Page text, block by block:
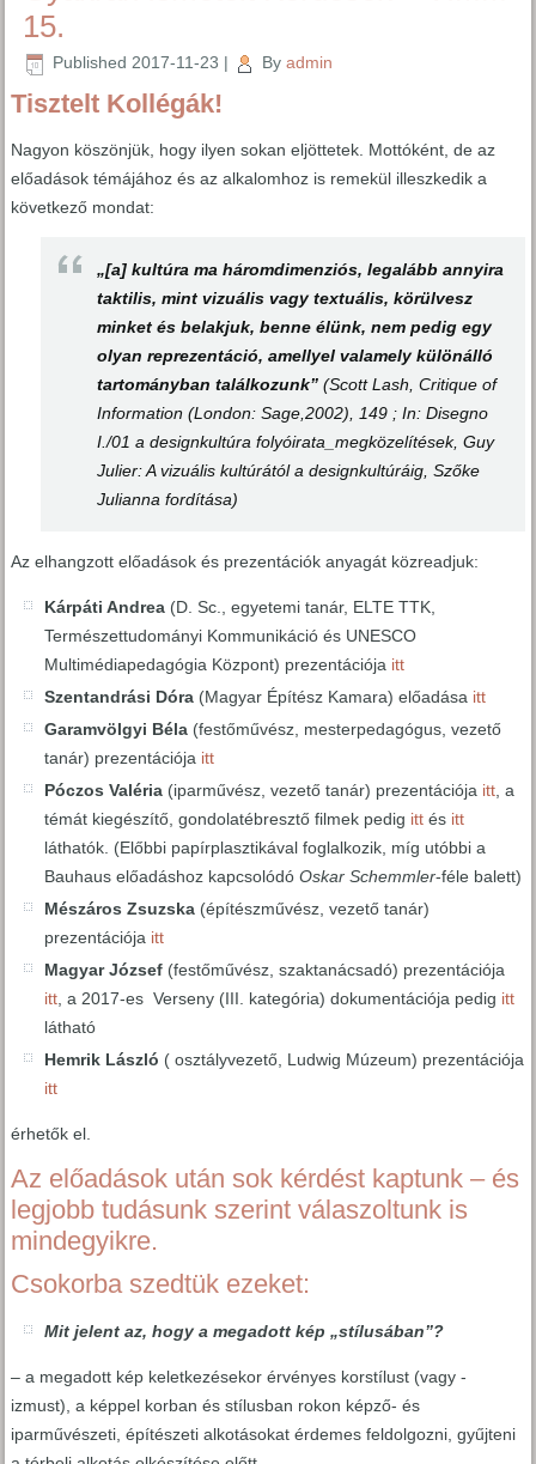
15.
Published 2017-11-23 | By admin
Tisztelt Kollégák!
Nagyon köszönjük, hogy ilyen sokan eljöttetek. Mottóként, de az
előadások témájához és az alkalomhoz is remekül illeszkedik a
következő mondat:
„[a] kultúra ma háromdimenziós, legalább annyira
taktilis, mint vizuális vagy textuális, körülvesz
minket és belakjuk, benne élünk, nem pedig egy
olyan reprezentáció, amellyel valamely különálló
tartományban találkozunk” (Scott Lash, Critique of
Information (London: Sage,2002), 149 ; In: Disegno
I./01 a designkultúra folyóirata_megközelítések,Guy
Julier: A vizuális kultúrától a designkultúráig , Szőke
Julianna fordítása)
Az elhangzott előadások és prezentációk anyagát közreadjuk:
Kárpáti Andrea (D. Sc., egyetemi tanár, ELTE TTK,
Természettudományi Kommunikáció és UNESCO
Multimédiapedagógia Központ) prezentációja itt
Szentandrási Dóra (Magyar Építész Kamara) előadása itt
Garamvölgyi Béla (festőművész, mesterpedagógus, vezető
tanár) prezentációja itt
Póczos Valéria (iparművész, vezető tanár) prezentációja itt , a
témát kiegészítő, gondolatébresztő filmek pedig itt és itt
láthatók. (Előbbi papírplasztikával foglalkozik, míg utóbbi a
Bauhaus előadáshoz kapcsolódóOskar Schemmler-féle balett)
Mészáros Zsuzska (építészművész, vezető tanár)
prezentációja itt
Magyar József (festőművész, szaktanácsadó) prezentációja
itt , a 2017-es Verseny (III. kategória) dokumentációja pedig itt
látható
Hemrik László ( osztályvezető, Ludwig Múzeum) prezentációja
itt
érhetők el.
Az előadások után sok kérdést kaptunk – és
legjobb tudásunk szerint válaszoltunk is
mindegyikre.
Csokorba szedtük ezeket:
Mit jelent az, hogy a megadott kép „stílusában”?
– a megadott kép keletkezésekor érvényes korstílust (vagy -
izmust), a képpel korban és stílusban rokon képző- és
iparművészeti, építészeti alkotásokat érdemes feldolgozni, gyűjteni